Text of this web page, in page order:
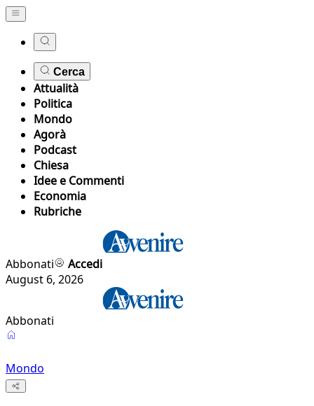
Cerca
Attualità
Politica
Mondo
Agorà
Podcast
Chiesa
Idee e Commenti
Economia
Rubriche
Abbonati
Accedi
August 6, 2026
Abbonati
Mondo